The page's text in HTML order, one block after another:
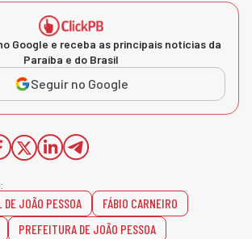
Google e receba as principais notícias da
Paraíba e do Brasil
Seguir no Google
DE JOÃO PESSOA
FÁBIO CARNEIRO
PREFEITURA DE JOÃO PESSOA